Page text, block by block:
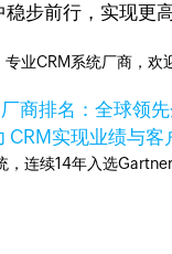
步前行，实现更
业CRM系统厂商，欢
商排名：全球领
CRM实现业绩与客
，连续14年入选